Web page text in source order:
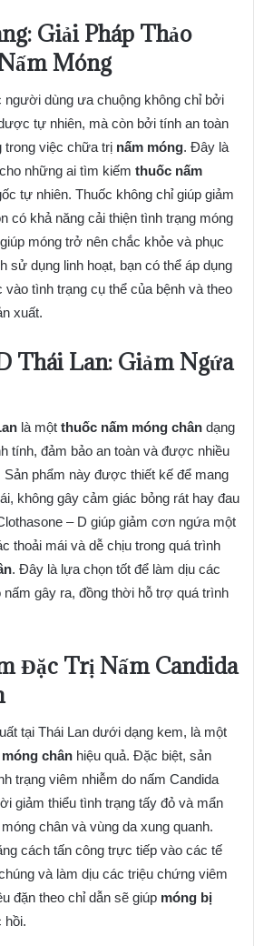
Giải Pháp Thảo
Móng
dùng ưa chuộng không chỉ bởi
tự nhiên, mà còn bởi tính an toàn
trong việc chữa trị nấm móng. Đây là
những ai tìm kiếm thuốc nấm
tự nhiên. Thuốc không chỉ giúp giảm
có khả năng cải thiện tình trạng móng
móng trở nên chắc khỏe và phục
sử dụng linh hoạt, bạn có thể áp dụng
vào tình trạng cụ thể của bệnh và theo
xuất.
Thái Lan: Giảm Ngứa
là một thuốc nấm móng chân dạng
tính, đảm bảo an toàn và được nhiều
phẩm này được thiết kế để mang
không gây cảm giác bỏng rát hay đau
– D giúp giảm cơn ngứa một
thoải mái và dễ chịu trong quá trình
. Đây là lựa chọn tốt để làm dịu các
gây ra, đồng thời hỗ trợ quá trình
Đặc Trị Nấm Candida
tại Thái Lan dưới dạng kem, là một
chân hiệu quả. Đặc biệt, sản
trạng viêm nhiễm do nấm Candida
giảm thiểu tình trạng tấy đỏ và mẩn
chân và vùng da xung quanh.
cách tấn công trực tiếp vào các tế
và làm dịu các triệu chứng viêm
đặn theo chỉ dẫn sẽ giúp móng bị
hồi.